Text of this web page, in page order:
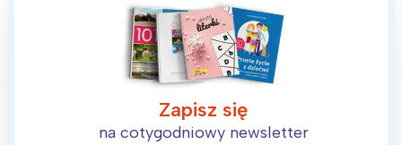
Zapisz się
na cotygodniowy newsletter